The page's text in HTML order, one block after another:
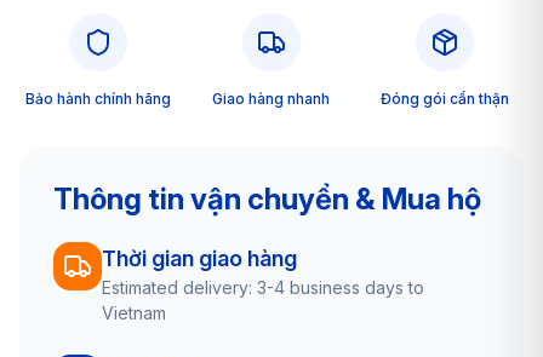
Bảo hành chính hãng Giao hàng nhanh Đóng gói cẩn thận
Thông tin vận chuyển & Mua hộ
Thời gian giao hàng
Estimated delivery: 3-4 business days to
Vietnam